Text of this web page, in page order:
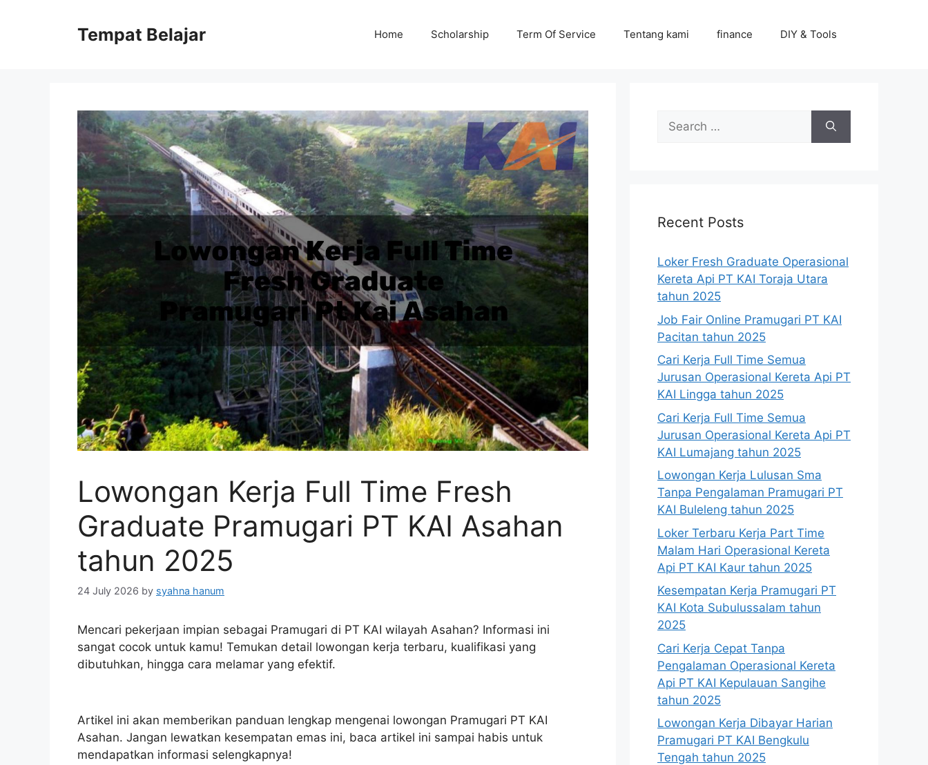
Tempat Belajar Home Scholarship Term Of Service Tentang kami finance DIY & Tools
Lowongan Kerja Full Time Fresh
Graduate Pramugari PT KAI Asahan
tahun 2025
24 July 2026 by syahna hanum
Mencari pekerjaan impian sebagai Pramugari di PT KAI wilayah Asahan? Informasi ini
sangat cocok untuk kamu! Temukan detail lowongan kerja terbaru, kualifikasi yang
dibutuhkan, hingga cara melamar yang efektif.
Artikel ini akan memberikan panduan lengkap mengenai lowongan Pramugari PT KAI
Asahan. Jangan lewatkan kesempatan emas ini, baca artikel ini sampai habis untuk
mendapatkan informasi selengkapnya!
Search
for:
Recent Posts
Loker Fresh Graduate Operasional
Kereta Api PT KAI Toraja Utara
tahun 2025
Job Fair Online Pramugari PT KAI
Pacitan tahun 2025
Cari Kerja Full Time Semua
Jurusan Operasional Kereta Api PT
KAI Lingga tahun 2025
Cari Kerja Full Time Semua
Jurusan Operasional Kereta Api PT
KAI Lumajang tahun 2025
Lowongan Kerja Lulusan Sma
Tanpa Pengalaman Pramugari PT
KAI Buleleng tahun 2025
Loker Terbaru Kerja Part Time
Malam Hari Operasional Kereta
Api PT KAI Kaur tahun 2025
Kesempatan Kerja Pramugari PT
KAI Kota Subulussalam tahun
2025
Cari Kerja Cepat Tanpa
Pengalaman Operasional Kereta
Api PT KAI Kepulauan Sangihe
tahun 2025
Lowongan Kerja Dibayar Harian
Pramugari PT KAI Bengkulu
Tengah tahun 2025